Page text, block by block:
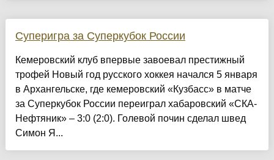
Суперигра за Суперкубок России
Кемеровский клуб впервые завоевал престижный
трофей Новый год русского хоккея начался 5 января
в Архангельске, где кемеровский «Кузбасс» в матче
за Суперкубок России переиграл хабаровский «СКА-
Нефтяник» – 3:0 (2:0). Голевой почин сделал швед
Симон Я...